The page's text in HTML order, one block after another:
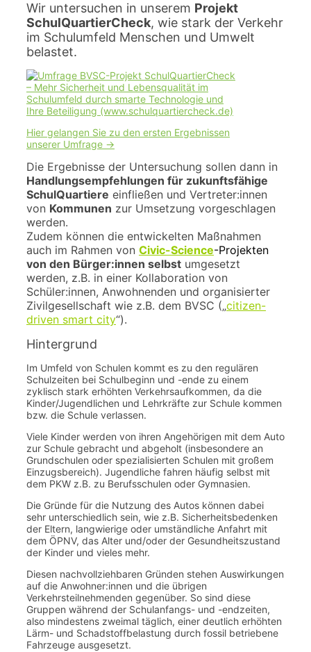
Wir untersuchen in unserem Projekt
SchulQuartierCheck, wie stark der Verkehr
im Schulumfeld Menschen und Umwelt
belastet.
Hier gelangen Sie zu den ersten Ergebnissen
unserer Umfrage ->
Die Ergebnisse der Untersuchung sollen dann in
Handlungsempfehlungen für zukunftsfähige
SchulQuartiere einfließen und Vertreter:innen
von Kommunen zur Umsetzung vorgeschlagen
werden.
Zudem können die entwickelten Maßnahmen
auch im Rahmen von Civic-Science-Projekten
von den Bürger:innen selbst umgesetzt
werden, z.B. in einer Kollaboration von
Schüler:innen, Anwohnenden und organisierter
Zivilgesellschaft wie z.B. dem BVSC („citizen-
driven smart city“).
Hintergrund
Im Umfeld von Schulen kommt es zu den regulären
Schulzeiten bei Schulbeginn und -ende zu einem
zyklisch stark erhöhten Verkehrsaufkommen, da die
Kinder/Jugendlichen und Lehrkräfte zur Schule kommen
bzw. die Schule verlassen.
Viele Kinder werden von ihren Angehörigen mit dem Auto
zur Schule gebracht und abgeholt (insbesondere an
Grundschulen oder spezialisierten Schulen mit großem
Einzugsbereich). Jugendliche fahren häufig selbst mit
dem PKW z.B. zu Berufsschulen oder Gymnasien.
Die Gründe für die Nutzung des Autos können dabei
sehr unterschiedlich sein, wie z.B. Sicherheitsbedenken
der Eltern, langwierige oder umständliche Anfahrt mit
dem ÖPNV, das Alter und/oder der Gesundheitszustand
der Kinder und vieles mehr.
Diesen nachvollziehbaren Gründen stehen Auswirkungen
auf die Anwohner:innen und die übrigen
Verkehrsteilnehmenden gegenüber. So sind diese
Gruppen während der Schulanfangs- und -endzeiten,
also mindestens zweimal täglich, einer deutlich erhöhten
Lärm- und Schadstoffbelastung durch fossil betriebene
Fahrzeuge ausgesetzt.